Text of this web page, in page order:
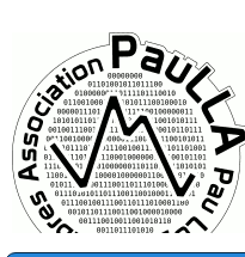
Chercher par
Seulement
Recherche